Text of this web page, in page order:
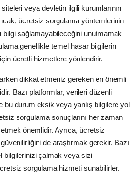
veya devletin ilgili kurumlarının
ücretsiz sorgulama yöntemlerinin
bilgi sağlamayabileceğini unutmamak
genellikle temel hasar bilgilerini
ücretli hizmetlere yönlendirir.
dikkat etmeniz gereken en önemli
Bazı platformlar, verileri düzenli
bu durum eksik veya yanlış bilgilere yol
sorgulama sonuçlarını her zaman
önemlidir. Ayrıca, ücretsiz
de araştırmak gerekir. Bazı
bilgilerinizi çalmak veya sizi
sorgulama hizmeti sunabilirler.